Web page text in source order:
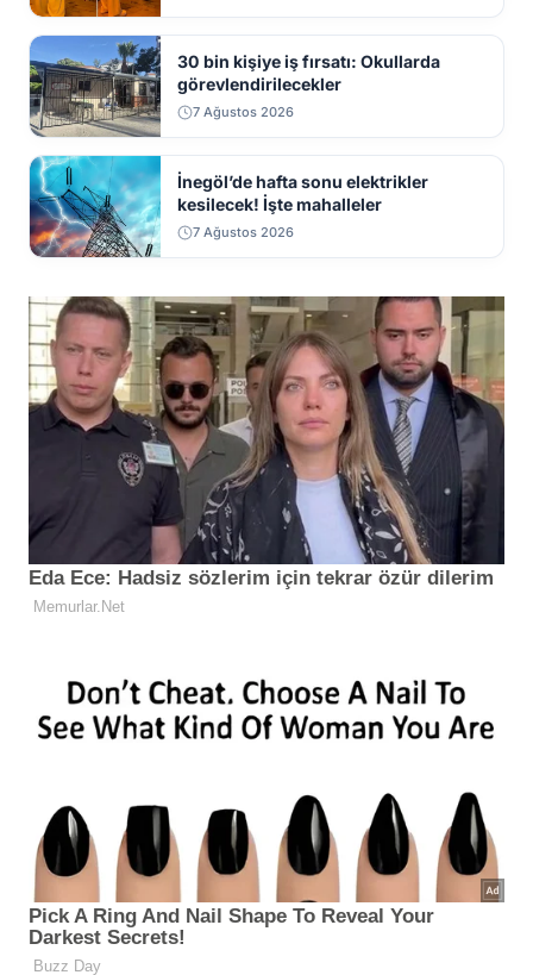
30 bin kişiye iş fırsatı: Okullarda
görevlendirilecekler
7 Ağustos 2026
İnegöl’de hafta sonu elektrikler
kesilecek! İşte mahalleler
7 Ağustos 2026